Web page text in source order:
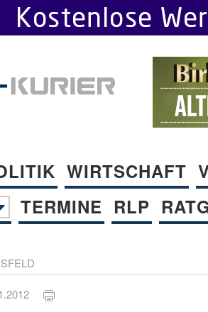
WIRTSCHAFT
TERMINE RLP